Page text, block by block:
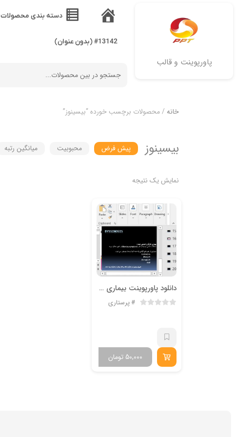
پاورپوینت و قالب
خانه
دسته بندی محصولات
#13142 (بدون عنوان)
خانه / محصولات برچسب خورده “بيسينوز”
بيسينوز پیش فرض محبوبیت میانگین رتبه
نمایش یک نتیجه
دانلود پاورپوینت بیماری بيسينوز
پرستاری
تومان 50,000